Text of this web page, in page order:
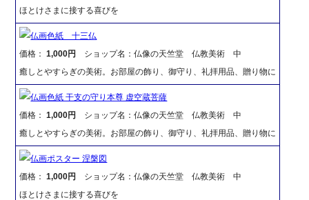
ほとけさまに接する喜びを
仏画色紙 十三仏
価格：1,000円
ショップ名：仏像の天竺堂 仏教美術 中
癒しとやすらぎの美術。お部屋の飾り、御守り、礼拝用品、贈り物に
仏画色紙 干支の守り本尊 虚空蔵菩薩
価格：1,000円
ショップ名：仏像の天竺堂 仏教美術 中
癒しとやすらぎの美術。お部屋の飾り、御守り、礼拝用品、贈り物に
仏画ポスター 涅槃図
価格：1,000円
ショップ名：仏像の天竺堂 仏教美術 中
ほとけさまに接する喜びを